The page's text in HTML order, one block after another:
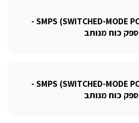
SMPS (SWITCHED-MODE POWER SUPPLY) -
ספק כוח מנותב
SMPS (SWITCHED-MODE POWER SUPPLY) -
ספק כוח מנותב